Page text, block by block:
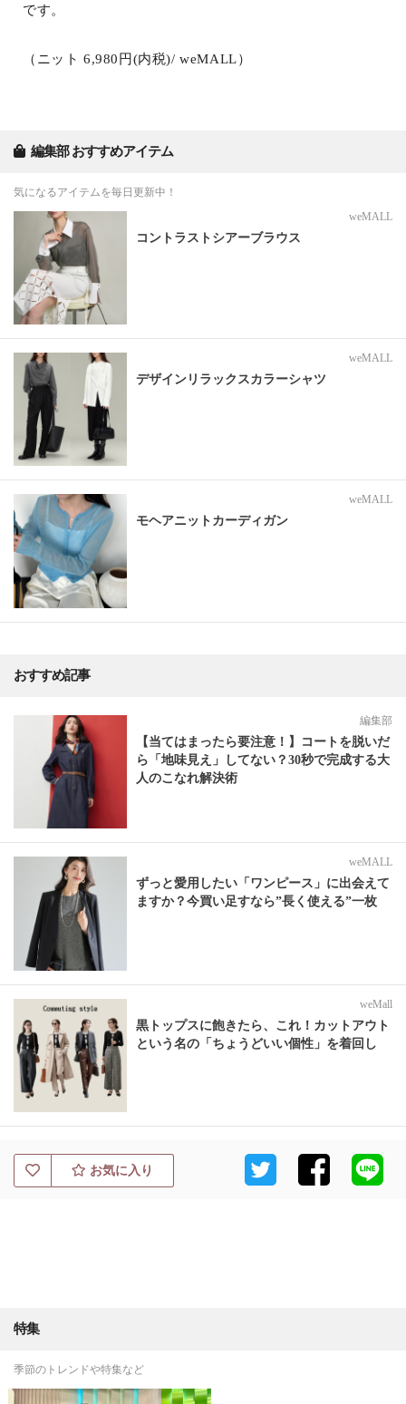
です。
（ニット 6,980円(内税)/ weMALL）
編集部 おすすめアイテム
気になるアイテムを毎日更新中！
weMALL
コントラストシアーブラウス
weMALL
デザインリラックスカラーシャツ
weMALL
モヘアニットカーディガン
おすすめ記事
編集部
【当てはまったら要注意！】コートを脱いだ
ら「地味見え」してない？30秒で完成する大
人のこなれ解決術
weMALL
ずっと愛用したい「ワンピース」に出会えて
ますか？今買い足すなら”長く使える”一枚
weMall
黒トップスに飽きたら、これ！カットアウト
という名の「ちょうどいい個性」を着回し
お気に入り
特集
季節のトレンドや特集など